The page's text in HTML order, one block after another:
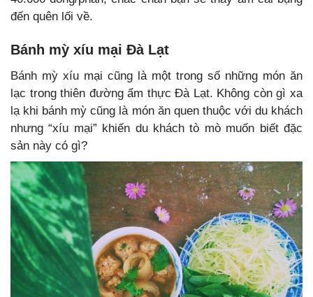
đến quên lối về.
Bánh mỳ xíu mại Đà Lạt
Bánh mỳ xíu mại cũng là một trong số những món ăn
lạc trong thiên đường ẩm thực Đà Lạt. Không còn gì xa
lạ khi bánh mỳ cũng là món ăn quen thuộc với du khách
nhưng “xíu mại” khiến du khách tò mò muốn biết đặc
sản này có gì?